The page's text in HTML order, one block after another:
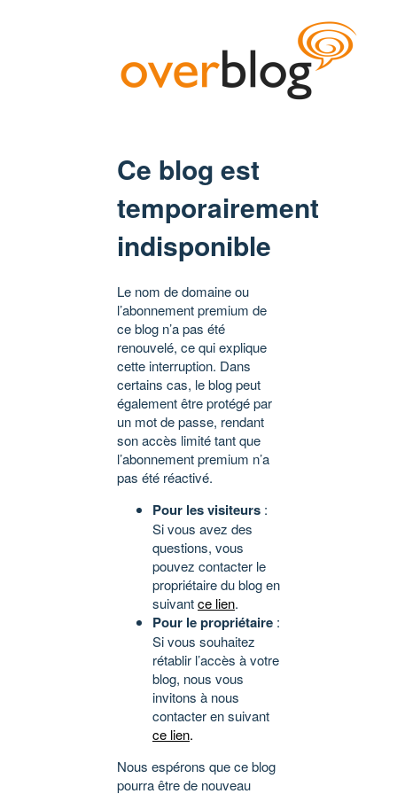
Ce blog est
temporairement
indisponible
Le nom de domaine ou
l’abonnement premium de
ce blog n’a pas été
renouvelé, ce qui explique
cette interruption. Dans
certains cas, le blog peut
également être protégé par
un mot de passe, rendant
son accès limité tant que
l’abonnement premium n’a
pas été réactivé.
Pour les visiteurs :
Si vous avez des
questions, vous
pouvez contacter le
propriétaire du blog en
suivantce lien.
Pour le propriétaire :
Si vous souhaitez
rétablir l’accès à votre
blog, nous vous
invitons à nous
contacter en suivant
ce lien.
Nous espérons que ce blog
pourra être de nouveau